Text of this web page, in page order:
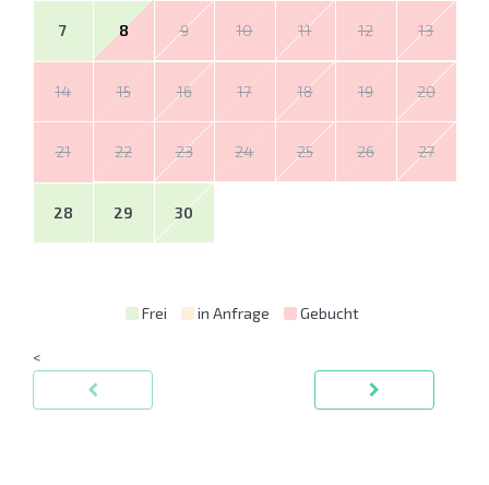
7 8 9 10 11 12 13
14 15 16 17 18 19 20
21 22 23 24 25 26 27
28 29 30
Frei in Anfrage Gebucht
<